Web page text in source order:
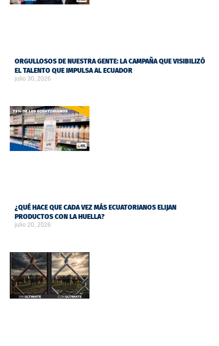
ORGULLOSOS DE NUESTRA GENTE: LA CAMPAÑA QUE VISIBILIZÓ
EL TALENTO QUE IMPULSA AL ECUADOR
julio 30, 2026
¿QUÉ HACE QUE CADA VEZ MÁS ECUATORIANOS ELIJAN
PRODUCTOS CON LA HUELLA?
julio 20, 2026